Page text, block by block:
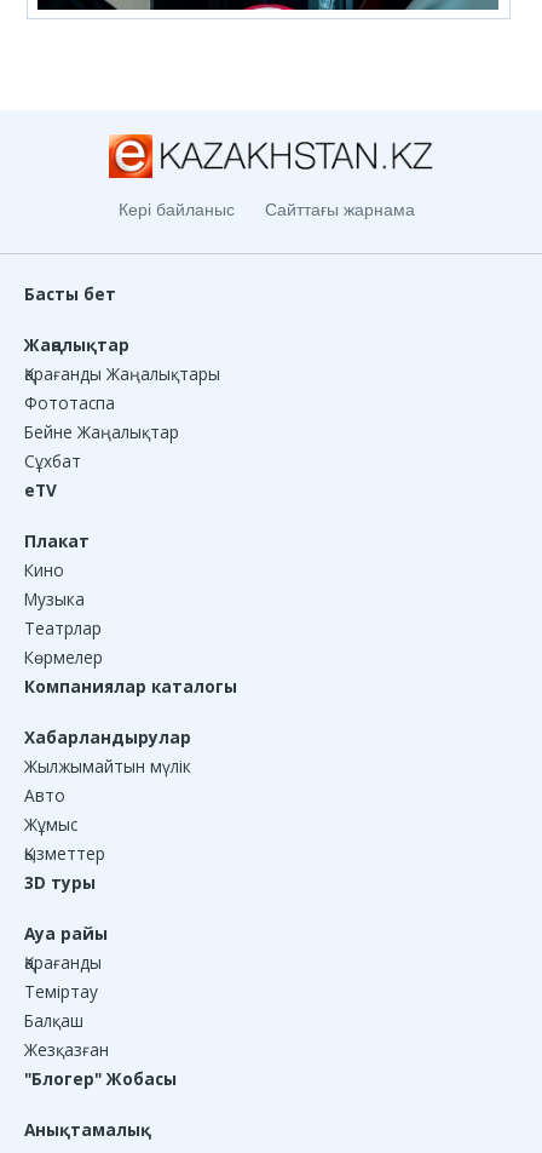
Кері байланыс Сайттағы жарнама
Басты бет
Жаңалықтар
Қарағанды Жаңалықтары
Фототаспа
Бейне Жаңалықтар
Сұхбат
eTV
Плакат
Кино
Музыка
Театрлар
Көрмелер
Компаниялар каталогы
Хабарландырулар
Жылжымайтын мүлік
Авто
Жұмыс
Қызметтер
3D туры
Ауа райы
Қарағанды
Теміртау
Балқаш
Жезқазған
"Блогер" Жобасы
Анықтамалық